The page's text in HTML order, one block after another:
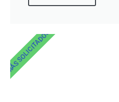
MÁS SOLICITADOS